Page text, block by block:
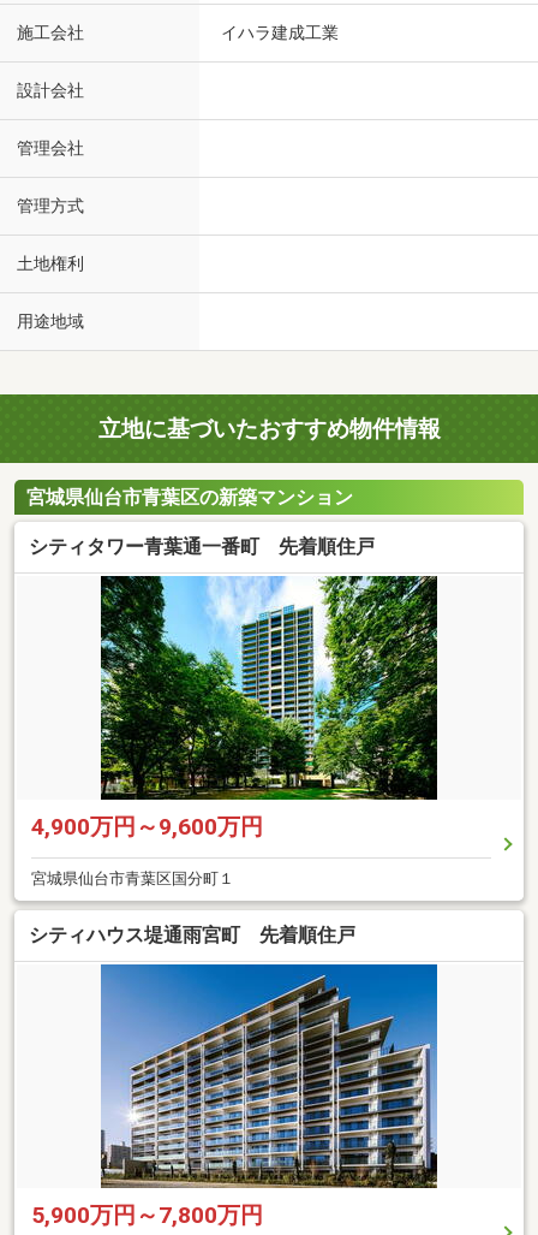
施工会社 イハラ建成工業
設計会社
管理会社
管理方式
土地権利
用途地域
立地に基づいたおすすめ物件情報
宮城県仙台市青葉区の新築マンション
シティタワー青葉通一番町 先着順住戸
4,900万円～9,600万円
宮城県仙台市青葉区国分町１
シティハウス堤通雨宮町 先着順住戸
5,900万円～7,800万円